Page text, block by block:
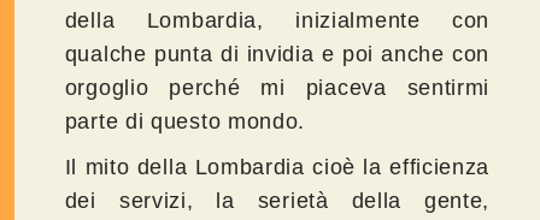
della Lombardia, inizialmente con
qualche punta di invidia e poi anche con
orgoglio perché mi piaceva sentirmi
parte di questo mondo.
Il mito della Lombardia cioè la efficienza
dei servizi, la serietà della gente,